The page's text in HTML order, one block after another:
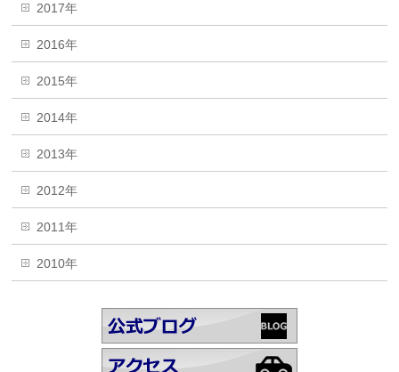
2017年
2016年
2015年
2014年
2013年
2012年
2011年
2010年